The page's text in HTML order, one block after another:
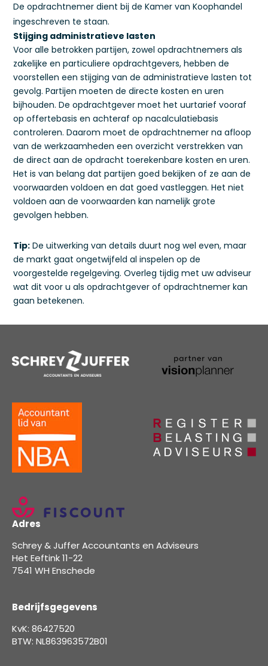
De opdrachtnemer dient bij de Kamer van Koophandel
ingeschreven te staan.
Stijging administratieve lasten
Voor alle betrokken partijen, zowel opdrachtnemers als
zakelijke en particuliere opdrachtgevers, hebben de
voorstellen een stijging van de administratieve lasten tot
gevolg. Partijen moeten de directe kosten en uren
bijhouden. De opdrachtgever moet het uurtarief vooraf
op offertebasis en achteraf op nacalculatiebasis
controleren. Daarom moet de opdrachtnemer na afloop
van de werkzaamheden een overzicht verstrekken van
de direct aan de opdracht toerekenbare kosten en uren.
Het is van belang dat partijen goed bekijken of ze aan de
voorwaarden voldoen en dat goed vastleggen. Het niet
voldoen aan de voorwaarden kan namelijk grote
gevolgen hebben.
Tip: De uitwerking van details duurt nog wel even, maar
de markt gaat ongetwijfeld al inspelen op de
voorgestelde regelgeving. Overleg tijdig met uw adviseur
wat dit voor u als opdrachtgever of opdrachtnemer kan
gaan betekenen.
Adres
Schrey & Juffer Accountants en Adviseurs
Het Eeftink 11-22
7541 WH Enschede
Bedrijfsgegevens
KvK: 86427520
BTW: NL863963572B01